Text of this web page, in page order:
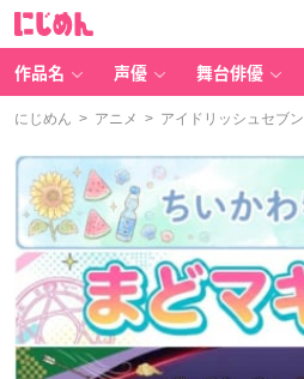
作品名 声優 舞台俳優
にじめん > アニメ > アイドリッシュセブン